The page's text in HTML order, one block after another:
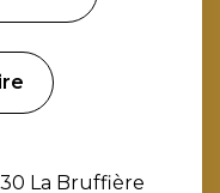
La Bruffière